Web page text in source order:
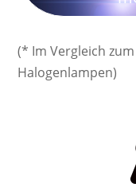
(* Im Vergleich
Halogenlampen)